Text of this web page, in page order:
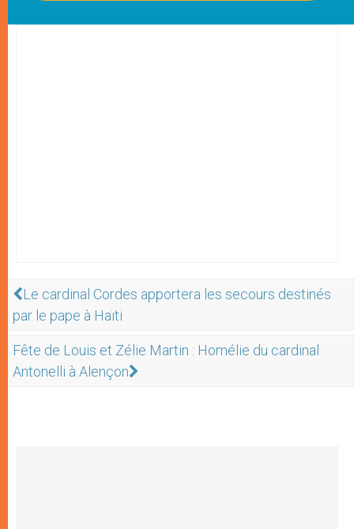
Le cardinal Cordes apportera les secours destinés
par le pape à Haïti
Fête de Louis et Zélie Martin : Homélie du cardinal
Antonelli à Alençon